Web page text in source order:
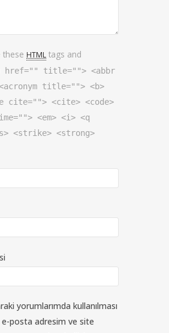
these HTML tags and
href="" title=""> <abbr
title=""> <b>
cite=""> <cite> <code>
<em> <i> <q
<strike> <strong>
yorumlarımda kullanılması
e-posta adresim ve site